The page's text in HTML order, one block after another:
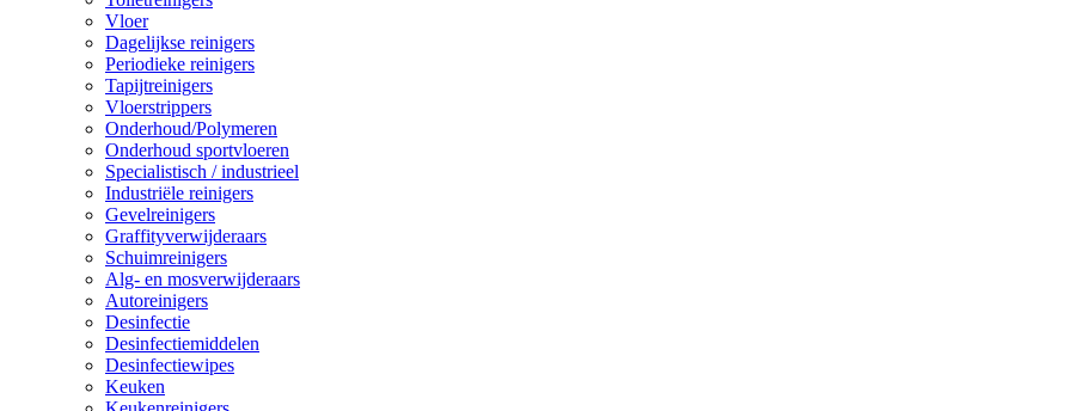
Vloer
Dagelijkse reinigers
Periodieke reinigers
Tapijtreinigers
Vloerstrippers
Onderhoud/Polymeren
Onderhoud sportvloeren
Specialistisch / industrieel
Industriële reinigers
Gevelreinigers
Graffityverwijderaars
Schuimreinigers
Alg- en mosverwijderaars
Autoreinigers
Desinfectie
Desinfectiemiddelen
Desinfectiewipes
Keuken